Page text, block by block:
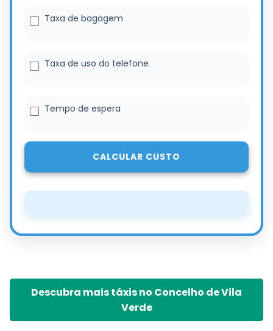
Taxa de bagagem
Taxa de uso do telefone
Tempo de espera
CALCULAR CUSTO
Descubra mais táxis no Concelho de Vila
Verde